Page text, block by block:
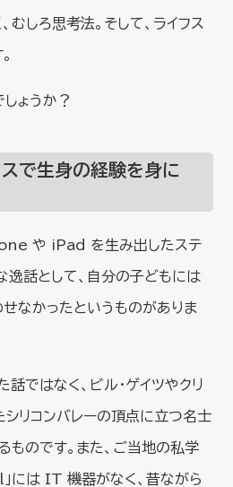
むしろ思考法。そして、ライフス
ょうか？
スで生身の経験を身に
や iPad を生み出したステ
逸話として、自分の子どもには
なかったというものがありま
話ではなく、ビル・ゲイツやクリ
シリコンバレーの頂点に立つ名士
ものです。また、ご当地の私学
には IT 機器がなく、昔ながら